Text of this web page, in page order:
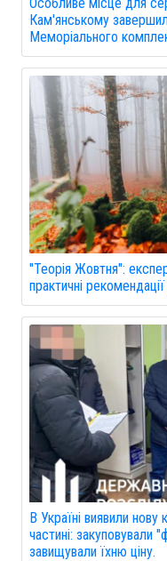
Кам'янському
Меморіального
"Теорія Жовтня":
практичні
В Україні виявили нову
частині: закуповували
завищували їхню ціну.